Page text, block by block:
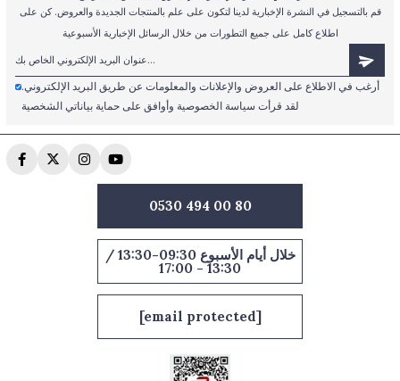
قم بالتسجيل في النشرة الإخبارية لدينا لتكون على علم بالمنتجات الجديدة والعروض. كن على
اطلاع كامل على جميع التطورات من خلال الرسائل الإخبارية الأسبوعية
أرغب في الاطلاع على العروض والإعلانات والمعلومات عن طريق البريد الإلكتروني.
لقد قرأت سياسة الخصوصية وأوافق على حماية بياناتي الشخصية
0530 494 00 80
خلال أيام الأسبوع 09:30-13:30 /
13:30 - 17:00
[email protected]